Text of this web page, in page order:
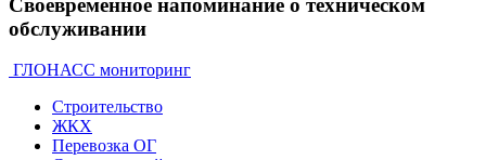
обслуживании
ГЛОНАСС мониторинг
Строительство
ЖКХ
Перевозка ОГ